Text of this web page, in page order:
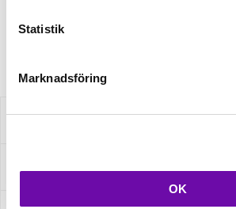
Statistik
Marknadsföring
OK